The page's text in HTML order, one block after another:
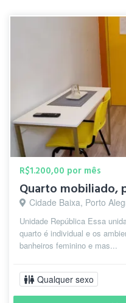
R$1.200,00 por mês
Cidade Baixa, Porto
Unidade República Essa
quarto é individual e os
banheiros feminino e mas...
Qualquer sexo